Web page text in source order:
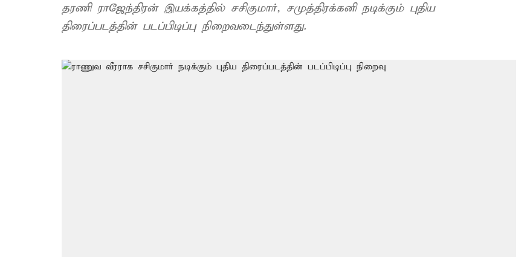
தரணி ராஜேந்திரன் இயக்கத்தில் சசிகுமார், சமுத்திரக்கனி நடிக்கும் புதிய
திரைப்படத்தின் படப்பிடிப்பு நிறைவடைந்துள்ளது.